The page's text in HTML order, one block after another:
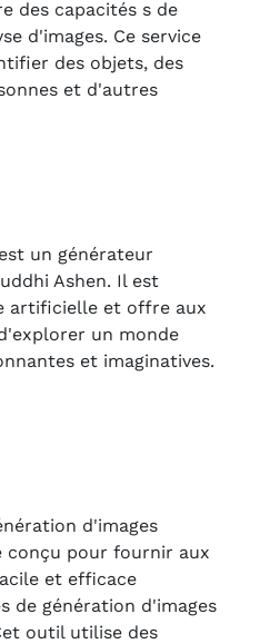
des capacités s de
d'images. Ce service
des objets, des
et d'autres
un générateur
Ashen. Il est
artificielle et offre aux
un monde
et imaginatives.
d'images
conçu pour fournir aux
et efficace
de génération d'images
outil utilise des